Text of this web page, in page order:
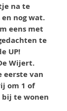
na te
nog wat.
eens met
te
UP!
Wijert.
eerste van
om 1 of
bij te wonen